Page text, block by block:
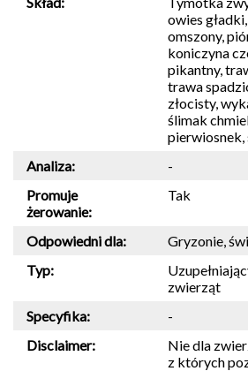
owies
omszony,
koniczyna
pikantny,
trawa
złocisty,
ślimak
Analiza:
-
Promuje
żerowanie:
Tak
Odpowiedni dla:
Gryzonie,
Typ:
zwierząt
Specyfika:
-
Disclaimer:
Nie dla
z których